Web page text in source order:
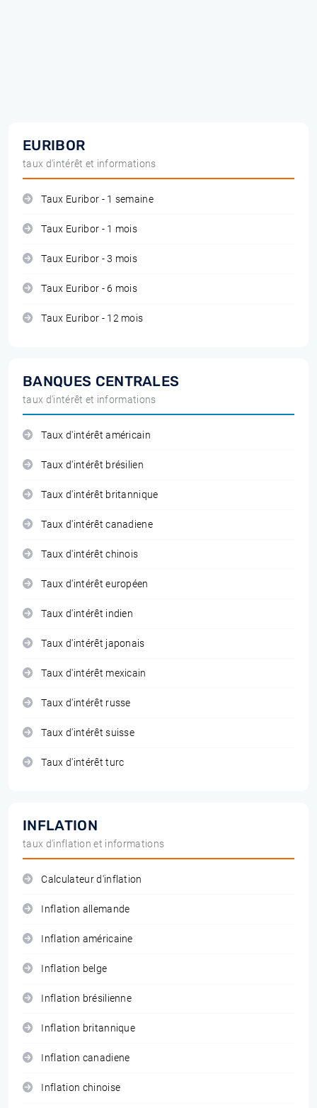
EURIBOR
taux d'intérêt et informations
Taux Euribor - 1 semaine
Taux Euribor - 1 mois
Taux Euribor - 3 mois
Taux Euribor - 6 mois
Taux Euribor - 12 mois
BANQUES CENTRALES
taux d'intérêt et informations
Taux d'intérêt américain
Taux d'intérêt brésilien
Taux d'intérêt britannique
Taux d'intérêt canadiene
Taux d'intérêt chinois
Taux d'intérêt européen
Taux d'intérêt indien
Taux d'intérêt japonais
Taux d'intérêt mexicain
Taux d'intérêt russe
Taux d'intérêt suisse
Taux d'intérêt turc
INFLATION
taux d'inflation et informations
Calculateur d'inflation
Inflation allemande
Inflation américaine
Inflation belge
Inflation brésilienne
Inflation britannique
Inflation canadiene
Inflation chinoise